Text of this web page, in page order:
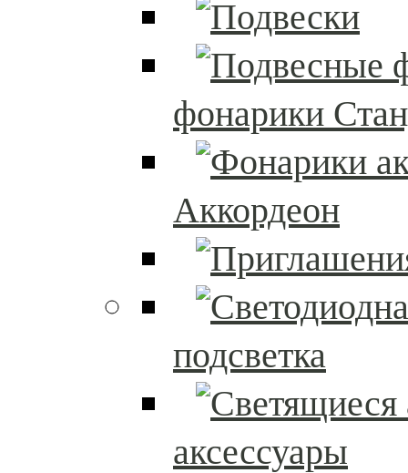
фонарики
Аккордеон
подсветка
аксессуары